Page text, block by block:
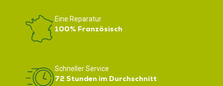
Eine Reparatur
100% Französisch
Schneller Service
72 Stunden im Durchschnitt